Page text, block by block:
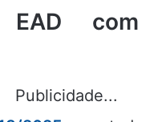
EAD com
Publicidade...